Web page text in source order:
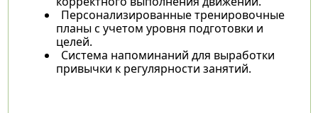
Персонализированные тренировочные
планы с учетом уровня подготовки и
целей.
Система напоминаний для выработки
привычки к регулярности занятий.